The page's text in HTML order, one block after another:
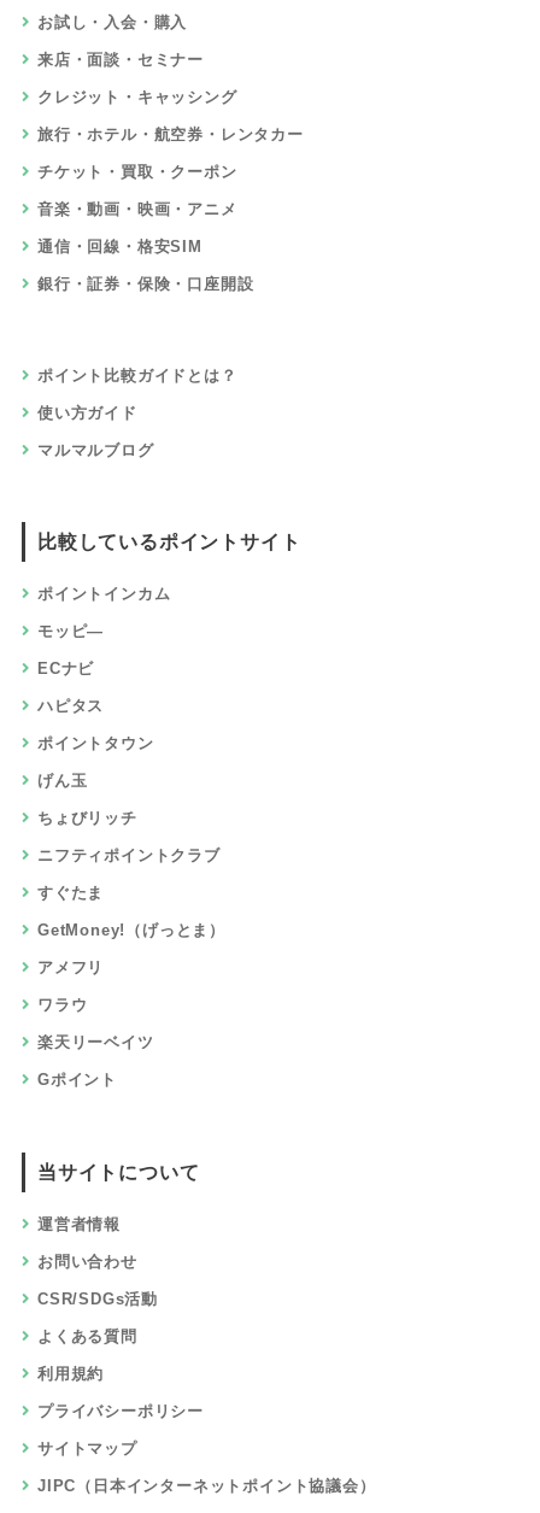
お試し・入会・購入
来店・面談・セミナー
クレジット・キャッシング
旅行・ホテル・航空券・レンタカー
チケット・買取・クーポン
音楽・動画・映画・アニメ
通信・回線・格安SIM
銀行・証券・保険・口座開設
ポイント比較ガイドとは？
使い方ガイド
マルマルブログ
比較しているポイントサイト
ポイントインカム
モッピ―
ECナビ
ハピタス
ポイントタウン
げん玉
ちょびリッチ
ニフティポイントクラブ
すぐたま
GetMoney!（げっとま）
アメフリ
ワラウ
楽天リーベイツ
Gポイント
当サイトについて
運営者情報
お問い合わせ
CSR/SDGs活動
よくある質問
利用規約
プライバシーポリシー
サイトマップ
JIPC（日本インターネットポイント協議会）